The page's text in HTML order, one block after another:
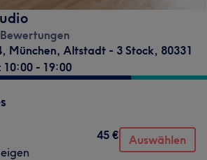
, München, Altstadt - 3 Stock, 80331
- 19:00
45 € Auswählen